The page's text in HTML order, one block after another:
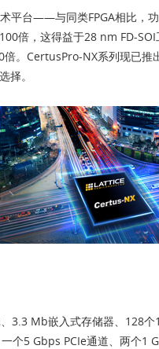
平台——与同类FPGA相比，
倍，这得益于28 nm FD-
倍。CertusPro-NX系列现已推
择。
3.3 Mb嵌入式存储器、128个
个5 Gbps PCIe通道、两个1